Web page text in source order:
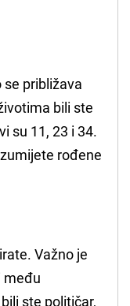
približava
bili ste
su 11, 23 i 34.
rođene
Važno je
među
ste političar,